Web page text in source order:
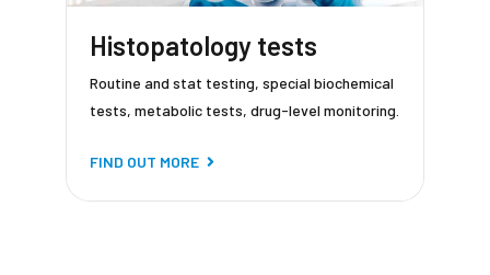
Histopatology tests
Routine and stat testing, special biochemical
tests, metabolic tests, drug-level monitoring.
FIND OUT MORE